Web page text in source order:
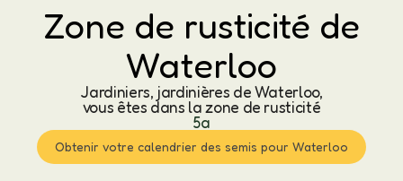
Zone de rusticité de
Waterloo
Jardiniers, jardinières de Waterloo,
vous êtes dans la zone de rusticité
5a
Obtenir votre calendrier des semis pour Waterloo